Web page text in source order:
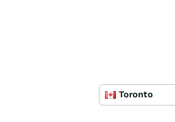
Toronto